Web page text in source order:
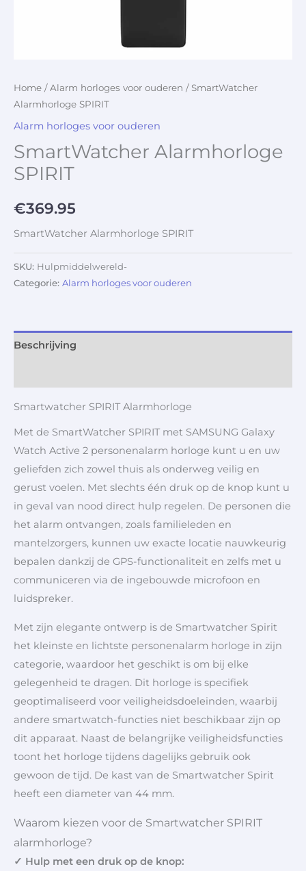
Home /Alarm horloges voor ouderen / SmartWatcher
Alarmhorloge SPIRIT
Alarm horloges voor ouderen
SmartWatcher Alarmhorloge
SPIRIT
€369.95
SmartWatcher Alarmhorloge SPIRIT
SKU: Hulpmiddelwereld-
Categorie: Alarm horloges voor ouderen
Beschrijving
Smartwatcher SPIRIT Alarmhorloge
Met de SmartWatcher SPIRIT met SAMSUNG Galaxy
Watch Active 2 personenalarm horloge kunt u en uw
geliefden zich zowel thuis als onderweg veilig en
gerust voelen. Met slechts één druk op de knop kunt u
in geval van nood direct hulp regelen. De personen die
het alarm ontvangen, zoals familieleden en
mantelzorgers, kunnen uw exacte locatie nauwkeurig
bepalen dankzij de GPS-functionaliteit en zelfs met u
communiceren via de ingebouwde microfoon en
luidspreker.
Met zijn elegante ontwerp is de Smartwatcher Spirit
het kleinste en lichtste personenalarm horloge in zijn
categorie, waardoor het geschikt is om bij elke
gelegenheid te dragen. Dit horloge is specifiek
geoptimaliseerd voor veiligheidsdoeleinden, waarbij
andere smartwatch-functies niet beschikbaar zijn op
dit apparaat. Naast de belangrijke veiligheidsfuncties
toont het horloge tijdens dagelijks gebruik ook
gewoon de tijd. De kast van de Smartwatcher Spirit
heeft een diameter van 44 mm.
Waarom kiezen voor de Smartwatcher SPIRIT
alarmhorloge?
✓ Hulp met een druk op de knop: